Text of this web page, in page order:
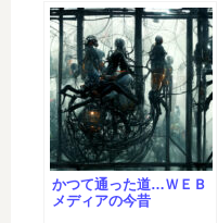
かつて通った道…ＷＥＢ
メディアの今昔